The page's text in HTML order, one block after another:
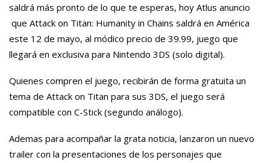
saldrá más pronto de lo que te esperas, hoy Atlus anuncio
que Attack on Titan: Humanity in Chains saldrá en América
este 12 de mayo, al módico precio de 39.99, juego que
llegará en exclusiva para Nintendo 3DS (solo digital).
Quienes compren el juego, recibirán de forma gratuita un
tema de Attack on Titan para sus 3DS, el juego será
compatible con C-Stick (segundo análogo).
Ademas para acompañar la grata noticia, lanzaron un nuevo
trailer con la presentaciones de los personajes que